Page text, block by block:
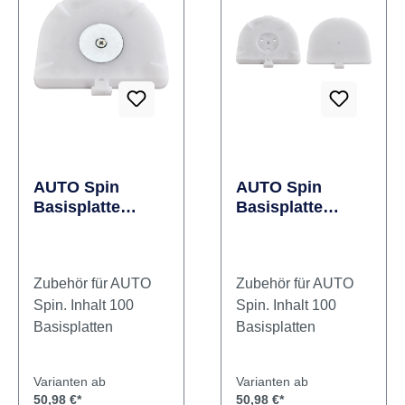
AUTO Spin
Basisplatte
Zubehör für AUTO
Spin. Inhalt 100
Basisplatten
Varianten ab
50,98 €*
AUTO Spin
Basisplatte
Zubehör für AUTO
Spin. Inhalt 100
Basisplatten
Varianten ab
50,98 €*